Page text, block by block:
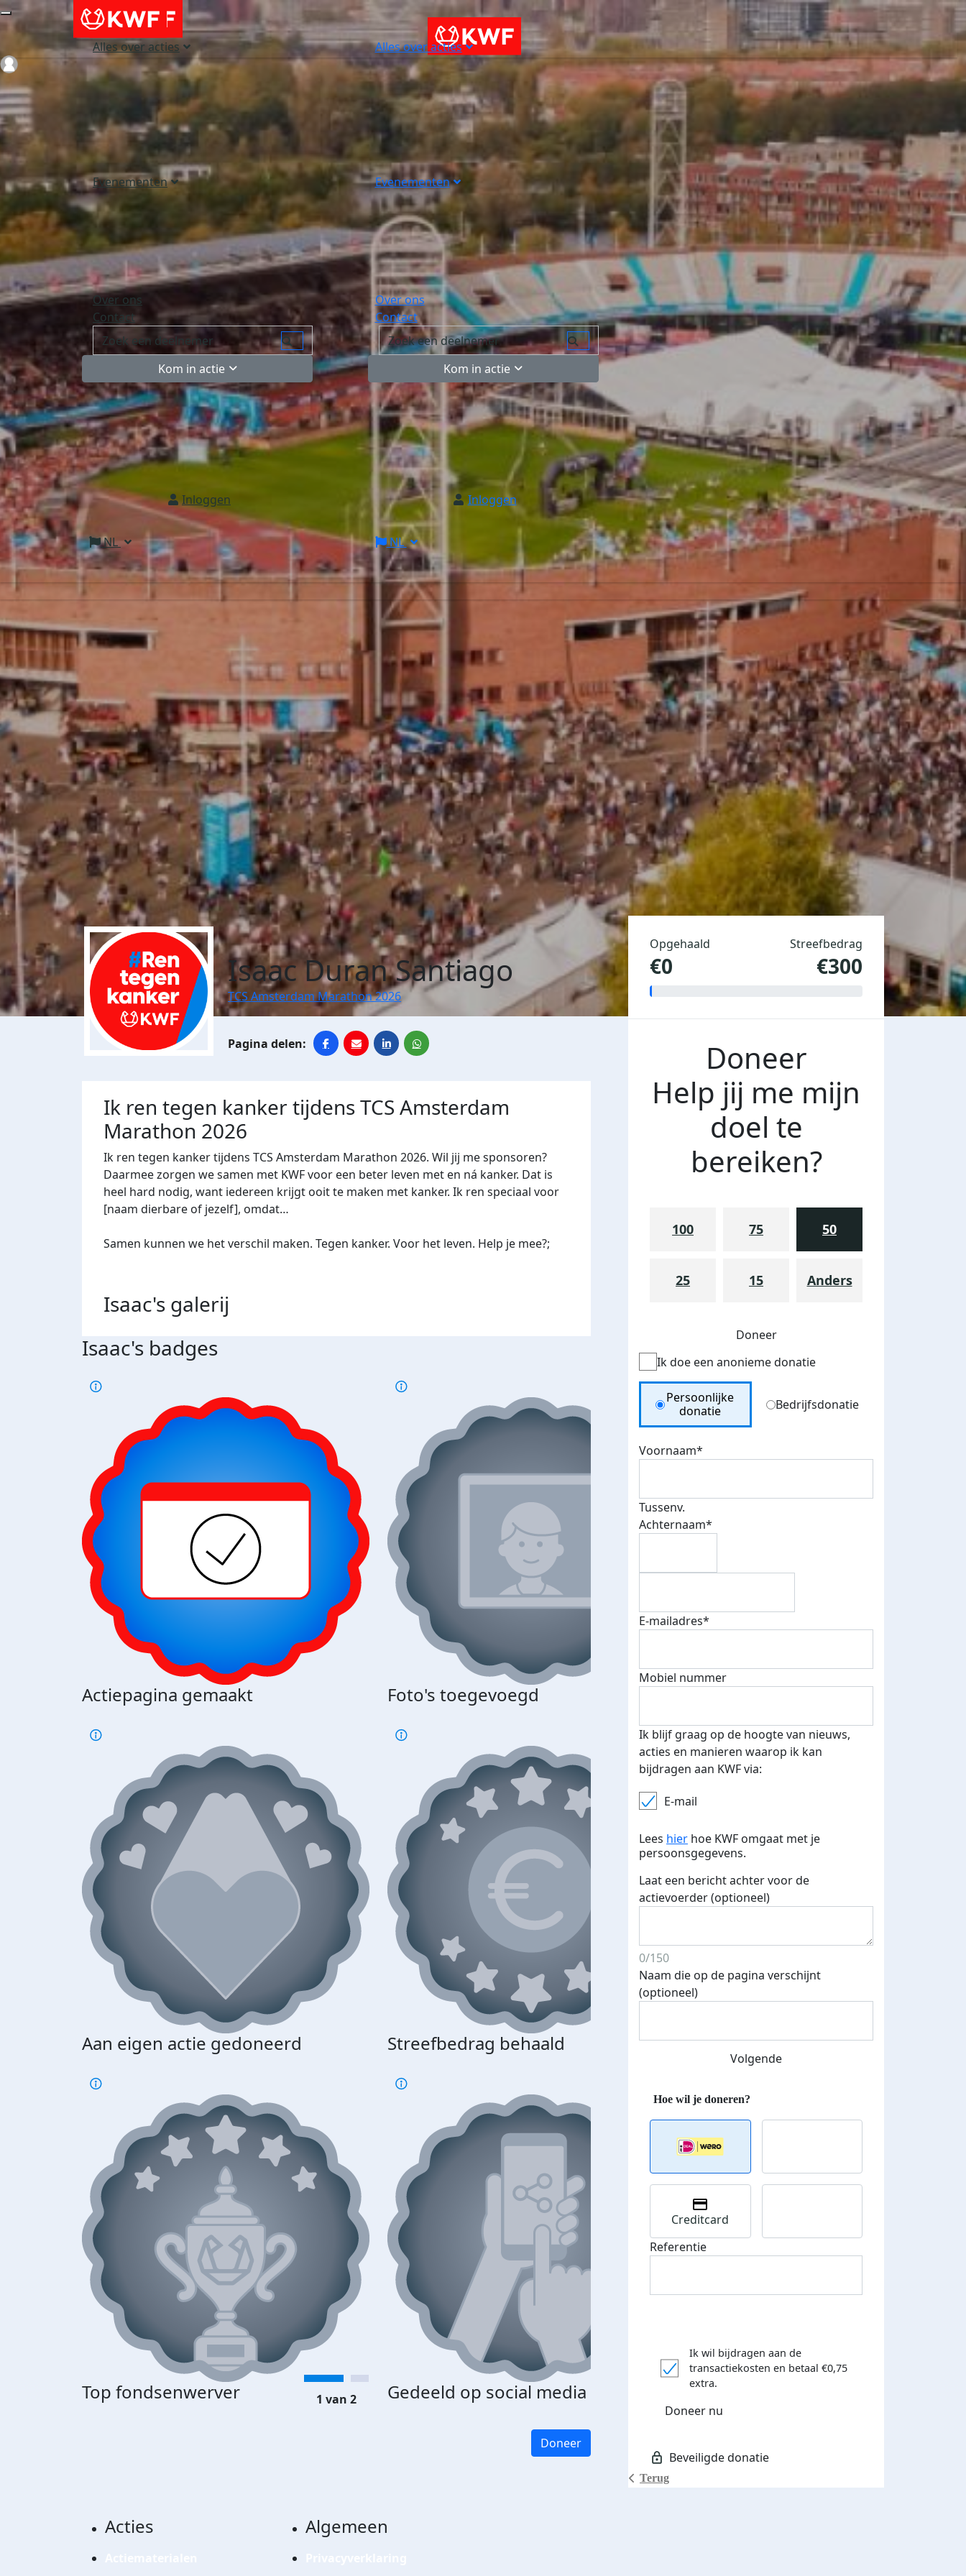
Alles over acties
Evenementen
Over ons
Contact
Kom in actie
Inloggen
NL
Alles over acties
Evenementen
Over ons
Contact
Kom in actie
Inloggen
NL
Login
Isaac Duran Santiago
TCS Amsterdam Marathon 2026
Ik ren tegen kanker tijdens TCS Amsterdam
Marathon 2026
Ik ren tegen kanker tijdens TCS Amsterdam Marathon 2026. Wil jij me sponsoren?
Daarmee zorgen we samen met KWF voor een beter leven met en ná kanker. Dat is
heel hard nodig, want iedereen krijgt ooit te maken met kanker. Ik ren speciaal voor
[naam dierbare of jezelf], omdat…
Samen kunnen we het verschil maken. Tegen kanker. Voor het leven. Help je mee?;
Isaac's galerij
Isaac's badges
Actiepagina gemaakt Foto's toegevoegd E-mails verstuurd
Aan eigen actie gedoneerd Streefbedrag behaald Streefbedrag verhoogd
Top fondsenwerver Gedeeld op social media Donateurs bedankt
€500 euro opgehaald: t-shirt
1 van 2
Doneer
Opgehaald
€0
Streefbedrag
€300
Doneer
Help jij me mijn
doel te
bereiken?
100 75 50
25 15 Anders
Doneer
Ik doe een anonieme donatie
Donation Type
Persoonlijke
donatie
Bedrijfsdonatie
Voornaam*
Tussenv.
Achternaam*
E-mailadres*
Mobiel nummer
Ik blijf graag op de hoogte van nieuws,
acties en manieren waarop ik kan
bijdragen aan KWF via:
E-mail
Lees hier hoe KWF omgaat met je
persoonsgegevens.
Laat een bericht achter voor de
actievoerder (optioneel)
0/150
Naam die op de pagina verschijnt
(optioneel)
Volgende
Terug
Creditcard
Referentie
Ik wil bijdragen aan de
transactiekosten en betaal €0,75
extra.
Doneer nu
Acties Algemeen